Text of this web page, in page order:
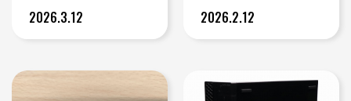
2026.3.12
2026.2.12